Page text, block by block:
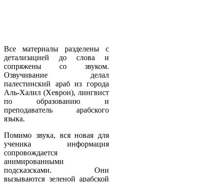
Все материалы разделены с
детализацией до слова и
сопряжены со звуком.
Озвучивание делал
палестинский араб из города
Аль-Халил (Хеврон), лингвист
по образованию и
преподаватель арабского
языка.
Помимо звука, вся новая для
ученика информация
сопровождается
анимированными
подсказсками. Они
вызываются зеленой арабской